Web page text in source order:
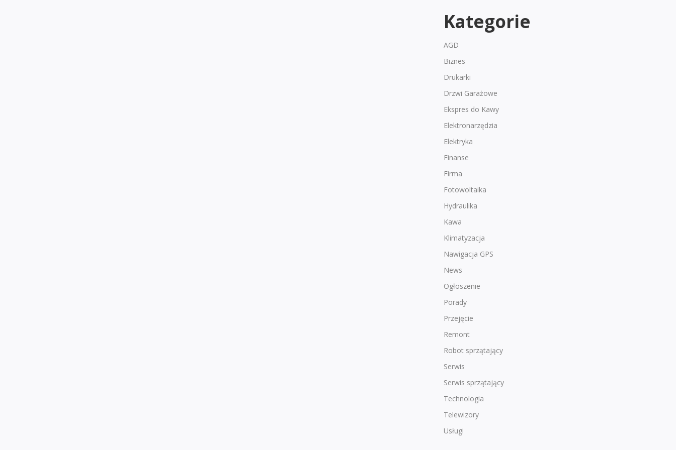
Kategorie
AGD
Biznes
Drukarki
Drzwi Garażowe
Ekspres do Kawy
Elektronarzędzia
Elektryka
Finanse
Firma
Fotowoltaika
Hydraulika
Kawa
Klimatyzacja
Nawigacja GPS
News
Ogłoszenie
Porady
Przejęcie
Remont
Robot sprzątający
Serwis
Serwis sprzątający
Technologia
Telewizory
Usługi